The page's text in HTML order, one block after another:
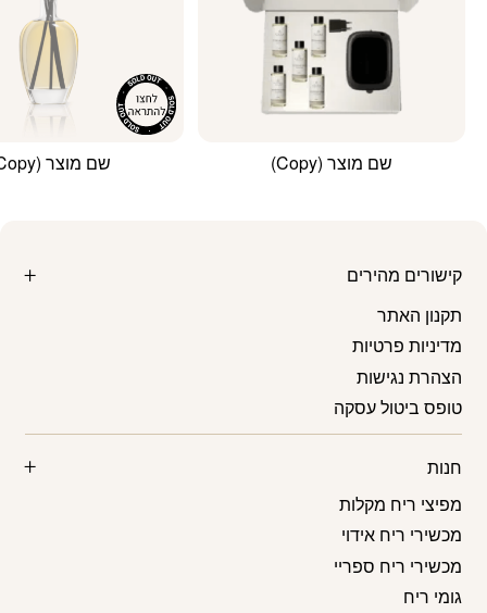
שם מוצר (Copy) שם מוצר (Copy)
קישורים מהירים
תקנון האתר
מדיניות פרטיות
הצהרת נגישות
טופס ביטול עסקה
חנות
מפיצי ריח מקלות
מכשירי ריח אידוי
מכשירי ריח ספריי
גומי ריח